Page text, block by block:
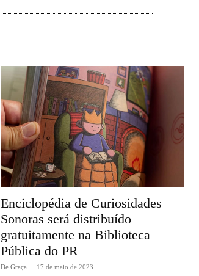
Enciclopédia de Curiosidades
Sonoras será distribuído
gratuitamente na Biblioteca
Pública do PR
De Graça 17 de maio de 2023